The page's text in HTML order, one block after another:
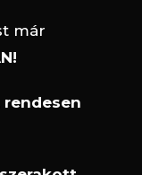
már
rendesen